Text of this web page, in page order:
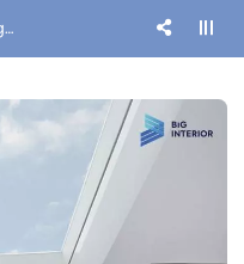
Ruangan yang Cocok Menggunakan Skylight Blinds, Solusi Pencahayaan Alami yang Tetap Nyaman